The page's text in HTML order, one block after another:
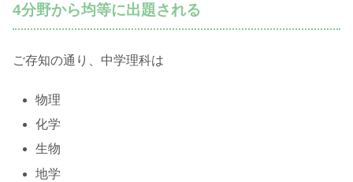
4分野から均等に出題される
ご存知の通り、中学理科は
物理
化学
生物
地学